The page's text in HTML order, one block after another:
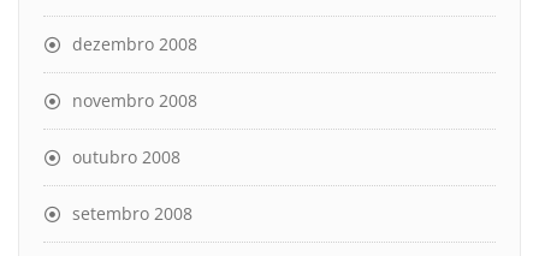
dezembro 2008
novembro 2008
outubro 2008
setembro 2008